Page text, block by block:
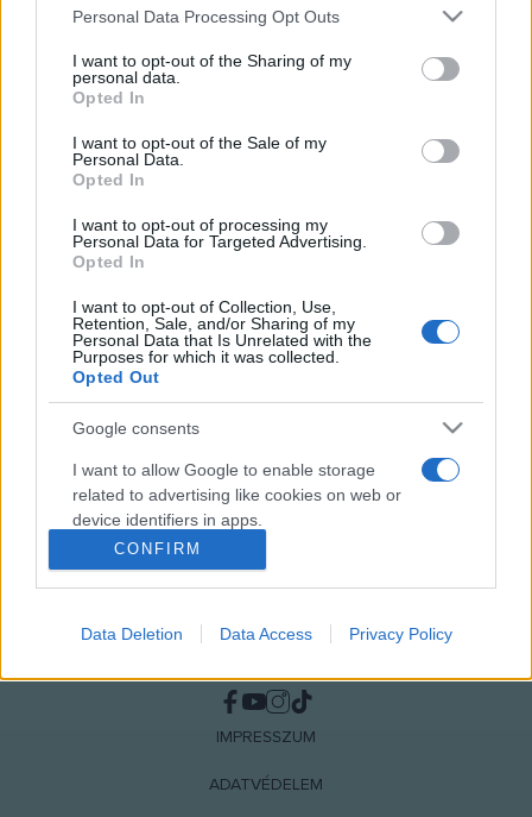
Please note that this website/app uses one or more Google
not limited to your visit or usage behaviour. You may click to
grant or deny consent to Google and its third-party tags to
use your data for below specified purposes in below Google
consent section.
Personal Data Processing Opt Outs
I want to opt-out of the Sharing of my
personal data.
Opted In
I want to opt-out of the Sale of my
Personal Data.
Opted In
I want to opt-out of processing my
Personal Data for Targeted Advertising.
Opted In
I want to opt-out of Collection, Use,
Retention, Sale, and/or Sharing of my
Personal Data that Is Unrelated with the
Purposes for which it was collected.
Opted Out
Google consents
I want to allow Google to enable storage
related to advertising like cookies on web or
device identifiers in apps.
I want to allow my user data to be sent to
Google for online advertising purposes.
I want to allow Google to send me
I want to allow Google to enable storage
related to analytics like cookies on web or
CONFIRM
Data Deletion Data Access Privacy Policy
és a part menti zátonyoknak verődve hajótörést szenvedett
értékes rakományával, amely a többi között drága
kelmékből, drágakövekből és fegyverekből állt. A legénység
VILÁG
MEGOSZTÁS
IMPRESSZUM
ADATVÉDELEM